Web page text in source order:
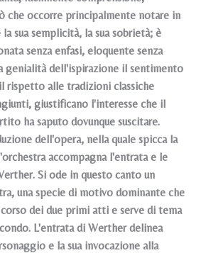
che occorre principalmente notare in
sua semplicità, la sua sobrietà; è
senza enfasi, eloquente senza
genialità dell'ispirazione il sentimento
rispetto alle tradizioni classiche
giustificano l'interesse che il
ha saputo dovunque suscitare.
dell'opera, nella quale spicca la
accompagna l'entrata e le
Si ode in questo canto un
una specie di motivo dominante che
dei due primi atti e serve di tema
L'entrata di Werther delinea
e la sua invocazione alla